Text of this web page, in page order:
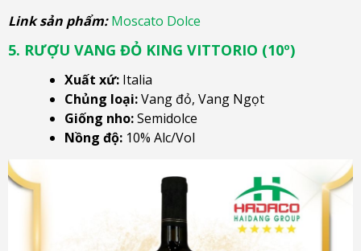
Link sản phẩm: Moscato Dolce
5. RƯỢU VANG ĐỎ KING VITTORIO (10º)
Xuất xứ: Italia
Chủng loại:Vang đỏ, Vang Ngọt
Giống nho:Semidolce
Nồng độ: 10% Alc/Vol